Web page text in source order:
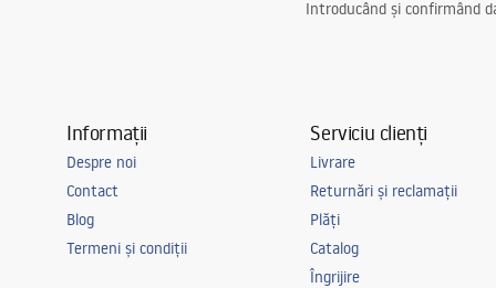
Introducând și confirmând
Informații
Despre noi
Contact
Blog
Termeni și condiții
Serviciu clienți
Livrare
Returnări și reclamații
Plăți
Catalog
Îngrijire